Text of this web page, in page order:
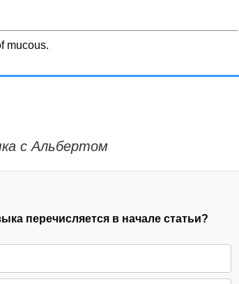
mucous.
с Альбертом
перечисляется в начале статьи?